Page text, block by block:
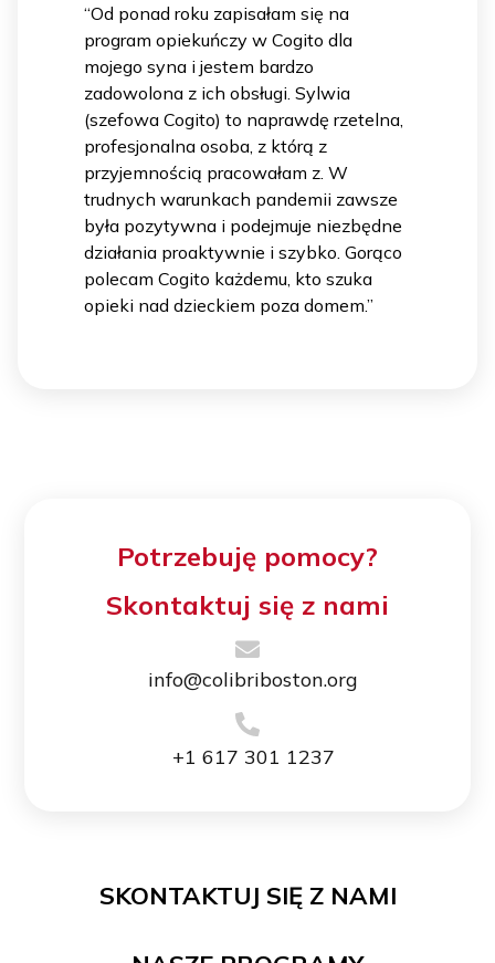
“Od ponad roku zapisałam się na
program opiekuńczy w Cogito dla
mojego syna i jestem bardzo
zadowolona z ich obsługi. Sylwia
(szefowa Cogito) to naprawdę rzetelna,
profesjonalna osoba, z którą z
przyjemnością pracowałam z. W
trudnych warunkach pandemii zawsze
była pozytywna i podejmuje niezbędne
działania proaktywnie i szybko. Gorąco
polecam Cogito każdemu, kto szuka
opieki nad dzieckiem poza domem.”
Potrzebuję pomocy?
Skontaktuj się z nami
info@colibriboston.org
+1 617 301 1237
SKONTAKTUJ SIĘ Z NAMI